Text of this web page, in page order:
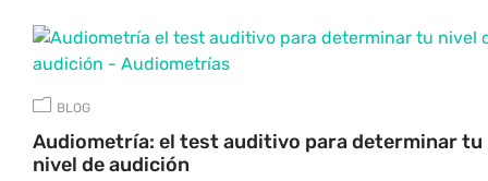
BLOG
Audiometría: el test auditivo para determinar tu
nivel de audición